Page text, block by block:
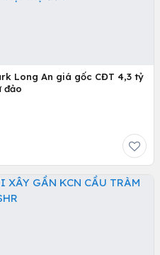
Long An giá gốc CĐT 4,3 tỷ
đảo